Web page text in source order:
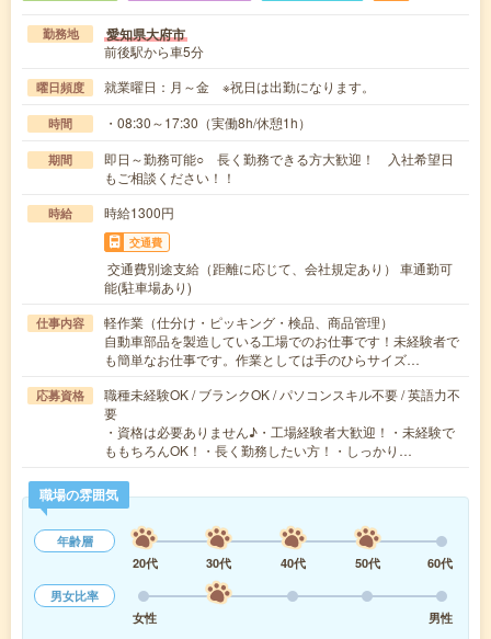
勤務地 愛知県大府市
前後駅から車5分
曜日頻度 就業曜日：月～金 ※祝日は出勤になります。
時間 ・08:30～17:30（実働8h/休憩1h）
期間
即日～勤務可能○ 長く勤務できる方大歓迎！ 入社希望日
もご相談ください！！
時給 時給1300円
交通費
交通費別途支給（距離に応じて、会社規定あり） 車通勤可
能(駐車場あり)
仕事内容
軽作業（仕分け・ピッキング・検品、商品管理）
自動車部品を製造している工場でのお仕事です！未経験者で
も簡単なお仕事です。作業としては手のひらサイズ…
応募資格
職種未経験OK / ブランクOK / パソコンスキル不要 / 英語力不
要
・資格は必要ありません♪・工場経験者大歓迎！・未経験で
ももちろんOK！・長く勤務したい方！・しっかり…
職場の雰囲気
年齢層
20代
30代 40代 50代
60代
男女比率
女性
男性